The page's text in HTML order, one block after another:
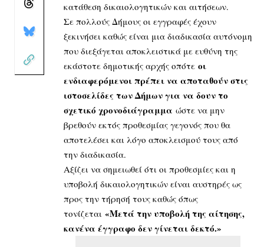
κατάθεση δικαιολογητικών και αιτήσεων.
Σε πολλούς Δήμους οι εγγραφές έχουν
ξεκινήσει καθώς είναι μια διαδικασία αυτόνομη
που διεξάγεται αποκλειστικά με ευθύνη της
εκάστοτε δημοτικής αρχής οπότε οι
ενδιαφερόμενοι πρέπει να αποταθούν στις
ιστοσελίδες των Δήμων για να δουν το
σχετικό χρονοδιάγραμμα ώστε να μην
βρεθούν εκτός προθεσμίας γεγονός που θα
αποτελέσει και λόγο αποκλεισμού τους από
την διαδικασία.
Αξίζει να σημειωθεί ότι οι προθεσμίες και η
υποβολή δικαιολογητικών είναι αυστηρές ως
προς την τήρησή τους καθώς όπως
τονίζεται «Μετά την υποβολή της αίτησης,
κανένα έγγραφο δεν γίνεται δεκτό.»